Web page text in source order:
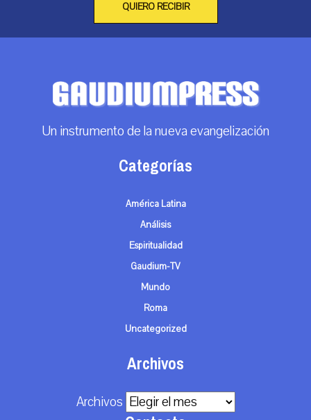
QUIERO RECIBIR
Un instrumento de la nueva evangelización
Categorías
América Latina
Análisis
Espiritualidad
Gaudium-TV
Mundo
Roma
Uncategorized
Archivos
Archivos